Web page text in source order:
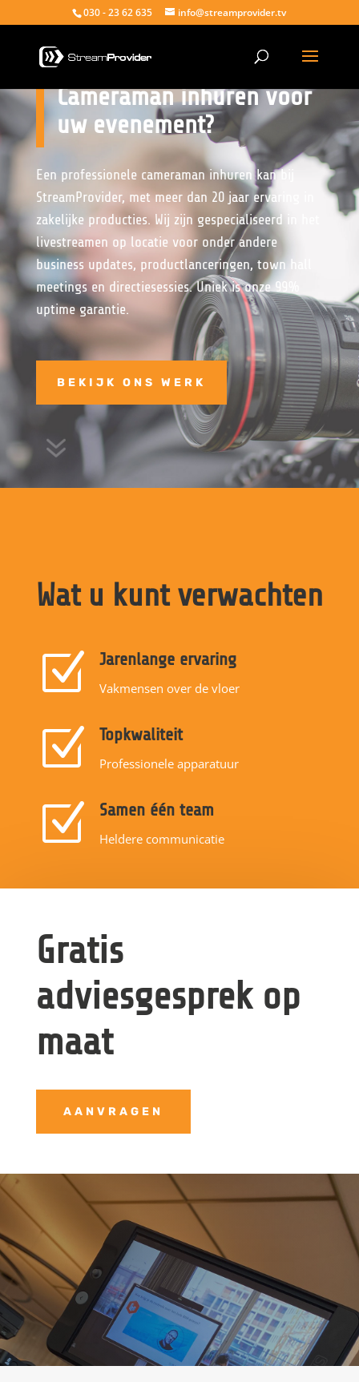
030 - 23 62 635 info@streamprovider.tv
Cameraman inhuren voor
uw evenement?
Een professionele cameraman inhuren kan bij
StreamProvider, met meer dan 20 jaar ervaring in
zakelijke producties. Wij zijn gespecialiseerd in het
livestreamen op locatie voor onder andere
business updates, productlanceringen, town hall
meetings en directiesessies. Uniek is onze 99%
uptime garantie.
BEKIJK ONS WERK
7
Wat u kunt verwachten
Z Jarenlange ervaring
Vakmensen over de vloer
Z Topkwaliteit
Professionele apparatuur
Z Samen één team
Heldere communicatie
Gratis
adviesgesprek op
maat
AANVRAGEN